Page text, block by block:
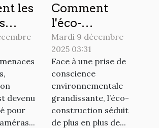
les
la
?
devenu
pour
Comment
l'éco-
construction
peut
transformer
votre espace
de vie ?
Mardi 9 décembre
2025 03:31
Face à une prise de
conscience
environnementale
grandissante, l’éco-
construction séduit
de plus en plus de...